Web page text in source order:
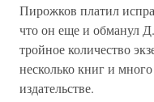
Пирожков платил
что он еще и обманул
тройное количество
несколько книг и
издательстве.